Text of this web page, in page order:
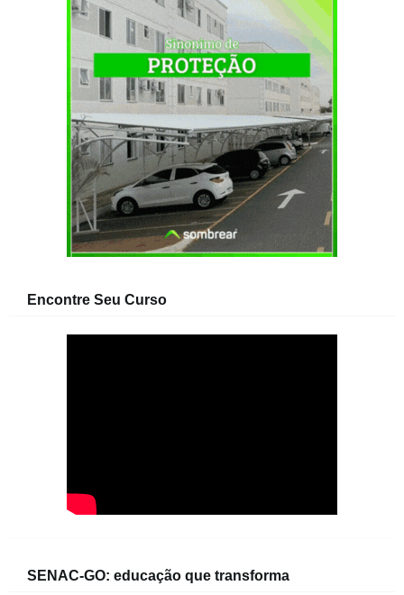
Encontre Seu Curso
SENAC-GO: educação que transforma